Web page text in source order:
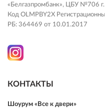
«Белгазпромбанк», ЦБУ №706
Код OLMPBY2X
РБ: 364469 от 10.01.2017
КОНТАКТЫ
Шоурум «Все к двери»